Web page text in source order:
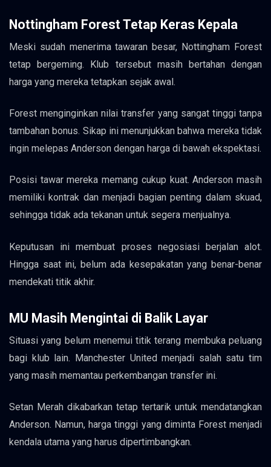
Nottingham Forest Tetap Keras Kepala
Meski sudah menerima tawaran besar, Nottingham Forest
tetap bergeming. Klub tersebut masih bertahan dengan
harga yang mereka tetapkan sejak awal.
Forest menginginkan nilai transfer yang sangat tinggi tanpa
tambahan bonus. Sikap ini menunjukkan bahwa mereka tidak
ingin melepas Anderson dengan harga di bawah ekspektasi.
Posisi tawar mereka memang cukup kuat. Anderson masih
memiliki kontrak dan menjadi bagian penting dalam skuad,
sehingga tidak ada tekanan untuk segera menjualnya.
Keputusan ini membuat proses negosiasi berjalan alot.
Hingga saat ini, belum ada kesepakatan yang benar-benar
mendekati titik akhir.
MU Masih Mengintai di Balik Layar
Situasi yang belum menemui titik terang membuka peluang
bagi klub lain. Manchester United menjadi salah satu tim
yang masih memantau perkembangan transfer ini.
Setan Merah dikabarkan tetap tertarik untuk mendatangkan
Anderson. Namun, harga tinggi yang diminta Forest menjadi
kendala utama yang harus dipertimbangkan.